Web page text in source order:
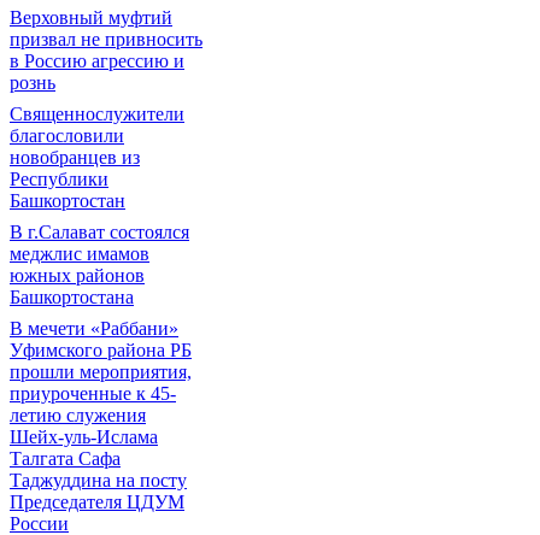
Верховный муфтий
призвал не привносить
в Россию агрессию и
рознь
Священнослужители
благословили
новобранцев из
Республики
Башкортостан
В г.Салават состоялся
меджлис имамов
южных районов
Башкортостана
В мечети «Раббани»
Уфимского района РБ
прошли мероприятия,
приуроченные к 45-
летию служения
Шейх-уль-Ислама
Талгата Сафа
Таджуддина на посту
Председателя ЦДУМ
России